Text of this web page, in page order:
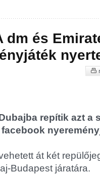
dm és
repítik azt a
át két
Budapest járatára.